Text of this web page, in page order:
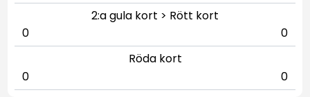
2:a gula kort > Rött kort
0
0
Röda kort
0
0